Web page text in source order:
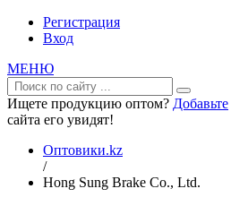
Регистрация
Вход
МЕНЮ
Ищете продукцию оптом? Добавьте
сайта его увидят!
Оптовики.kz
/
Hong Sung Brake Co., Ltd.